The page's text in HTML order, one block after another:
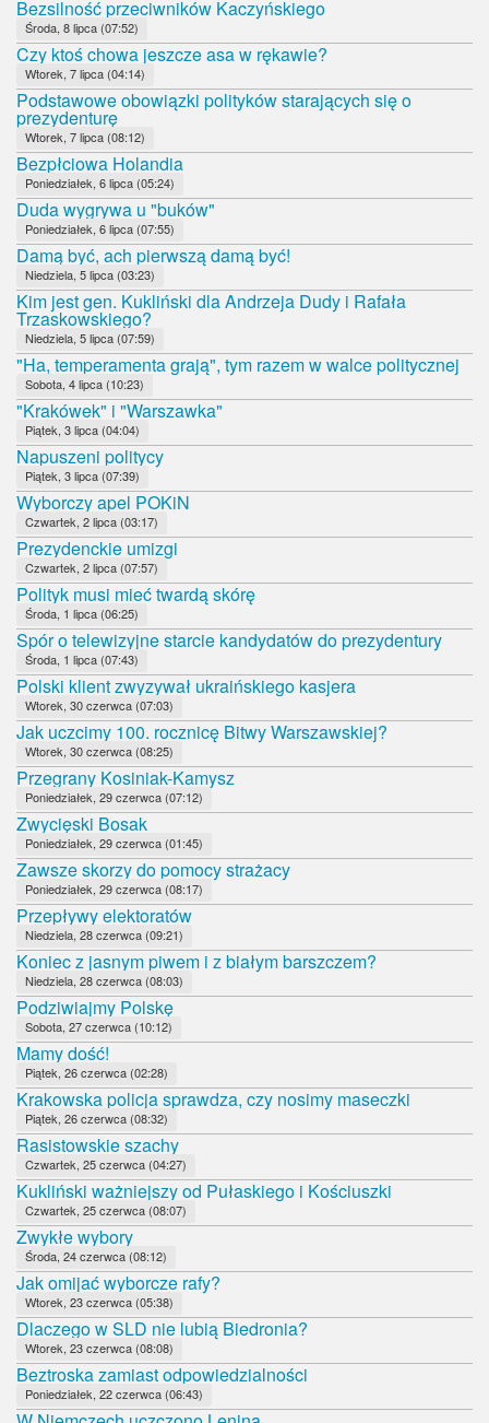
Bezsilność przeciwników Kaczyńskiego
Środa, 8 lipca (07:52)
Czy ktoś chowa jeszcze asa w rękawie?
Wtorek, 7 lipca (04:14)
Podstawowe obowiązki polityków starających się o
prezydenturę
Wtorek, 7 lipca (08:12)
Bezpłciowa Holandia
Poniedziałek, 6 lipca (05:24)
Duda wygrywa u "buków"
Poniedziałek, 6 lipca (07:55)
Damą być, ach pierwszą damą być!
Niedziela, 5 lipca (03:23)
Kim jest gen. Kukliński dla Andrzeja Dudy i Rafała
Trzaskowskiego?
Niedziela, 5 lipca (07:59)
"Ha, temperamenta grają", tym razem w walce politycznej
Sobota, 4 lipca (10:23)
"Krakówek" i "Warszawka"
Piątek, 3 lipca (04:04)
Napuszeni politycy
Piątek, 3 lipca (07:39)
Wyborczy apel POKiN
Czwartek, 2 lipca (03:17)
Prezydenckie umizgi
Czwartek, 2 lipca (07:57)
Polityk musi mieć twardą skórę
Środa, 1 lipca (06:25)
Spór o telewizyjne starcie kandydatów do prezydentury
Środa, 1 lipca (07:43)
Polski klient zwyzywał ukraińskiego kasjera
Wtorek, 30 czerwca (07:03)
Jak uczcimy 100. rocznicę Bitwy Warszawskiej?
Wtorek, 30 czerwca (08:25)
Przegrany Kosiniak-Kamysz
Poniedziałek, 29 czerwca (07:12)
Zwycięski Bosak
Poniedziałek, 29 czerwca (01:45)
Zawsze skorzy do pomocy strażacy
Poniedziałek, 29 czerwca (08:17)
Przepływy elektoratów
Niedziela, 28 czerwca (09:21)
Koniec z jasnym piwem i z białym barszczem?
Niedziela, 28 czerwca (08:03)
Podziwiajmy Polskę
Sobota, 27 czerwca (10:12)
Mamy dość!
Piątek, 26 czerwca (02:28)
Krakowska policja sprawdza, czy nosimy maseczki
Piątek, 26 czerwca (08:32)
Rasistowskie szachy
Czwartek, 25 czerwca (04:27)
Kukliński ważniejszy od Pułaskiego i Kościuszki
Czwartek, 25 czerwca (08:07)
Zwykłe wybory
Środa, 24 czerwca (08:12)
Jak omijać wyborcze rafy?
Wtorek, 23 czerwca (05:38)
Dlaczego w SLD nie lubią Biedronia?
Wtorek, 23 czerwca (08:08)
Beztroska zamiast odpowiedzialności
Poniedziałek, 22 czerwca (06:43)